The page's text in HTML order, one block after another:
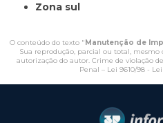
Zona sul
O conteúdo do texto " Manutenção de
Sua reprodução, parcial ou total, mesmo
autorização do autor. Crime de violação
Penal – Lei 9610/98 -